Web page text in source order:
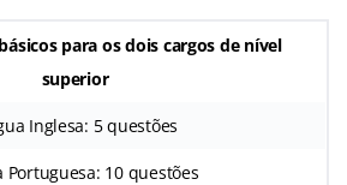
para os dois cargos de nível
superior
Inglesa: 5 questões
Portuguesa: 10 questões